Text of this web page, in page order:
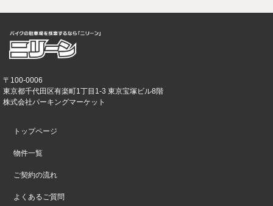
〒100-0006
東京都千代田区有楽町1丁目1-3 東京宝塚ビル8階
株式会社パーキングマーケット
トップページ
物件一覧
ご契約の流れ
よくあるご質問